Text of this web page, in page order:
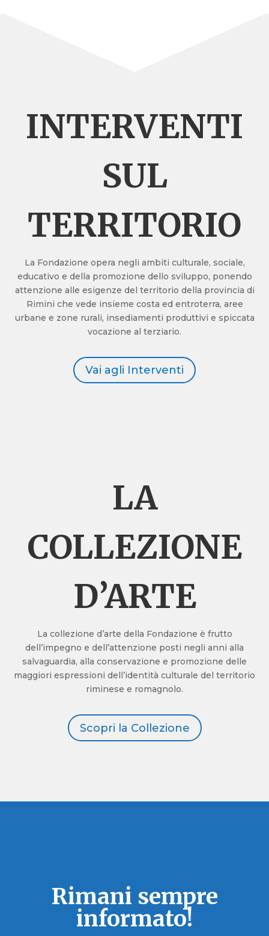
INTERVENTI
SUL
TERRITORIO
La Fondazione opera negli ambiti culturale, sociale,
educativo e della promozione dello sviluppo, ponendo
attenzione alle esigenze del territorio della provincia di
Rimini che vede insieme costa ed entroterra, aree
urbane e zone rurali, insediamenti produttivi e spiccata
vocazione al terziario.
Vai agli Interventi
LA
COLLEZIONE
D’ARTE
La collezione d’arte della Fondazione è frutto
dell’impegno e dell’attenzione posti negli anni alla
salvaguardia, alla conservazione e promozione delle
maggiori espressioni dell’identità culturale del territorio
riminese e romagnolo.
Scopri la Collezione
Rimani sempre
informato!